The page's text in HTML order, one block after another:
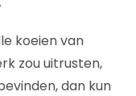
koeien van
zou uitrusten,
dan kun